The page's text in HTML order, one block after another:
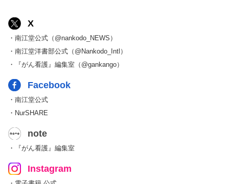
X
・南江堂公式（@nankodo_NEWS）
・南江堂洋書部公式（@Nankodo_Intl）
・『がん看護』編集室（@gankango）
Facebook
・南江堂公式
・NurSHARE
note
・『がん看護』編集室
Instagram